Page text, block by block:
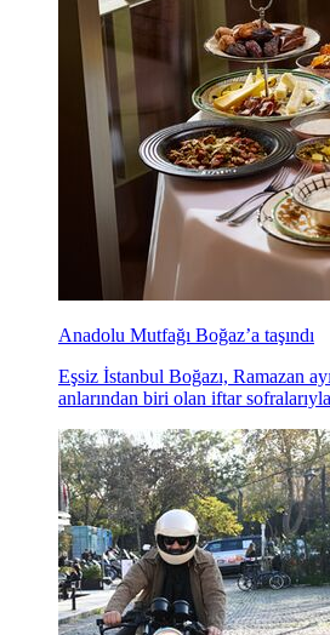
Anadolu Mutfağı Boğaz’a taşındı
Eşsiz İstanbul Boğazı, Ramazan
anlarından biri olan iftar